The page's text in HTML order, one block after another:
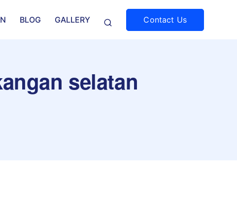
BLOG GALLERY Contact Us
selatan